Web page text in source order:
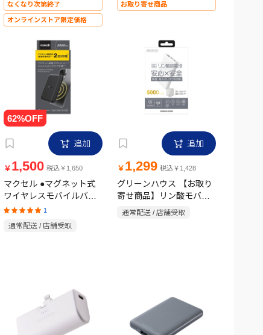
なくなり次第終了
オンラインストア限定価格
追加
￥ 1,500 税込￥1,650
マクセル ●マグネット式
ワイヤレスモバイルバッ
テリー ブラック MPC－
1
通常配送 / 店舗受取
お取り寄せ商品
追加
￥ 1,299 税込￥1,428
グリーンハウス 【お取り
寄せ商品】リン酸モバイ
ル充電器 5000mAh GH-
通常配送 / 店舗受取